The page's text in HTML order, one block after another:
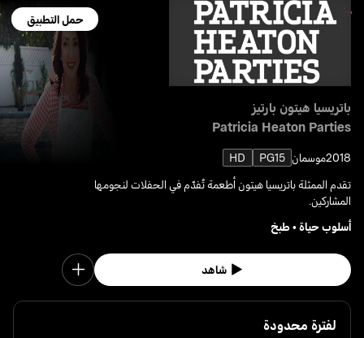
حمل التطبيق
باتريسيا هيتون بارتيز
Patricia Heaton Parties
2018موسمان PG15
HD
تقدم الممثلة باتريسيا هيتون أطعمة تُفدّم في الحفلات لنجومها
المشاركين.
أسلوب حياة• طبخ
شاهد
لفترة محدودة